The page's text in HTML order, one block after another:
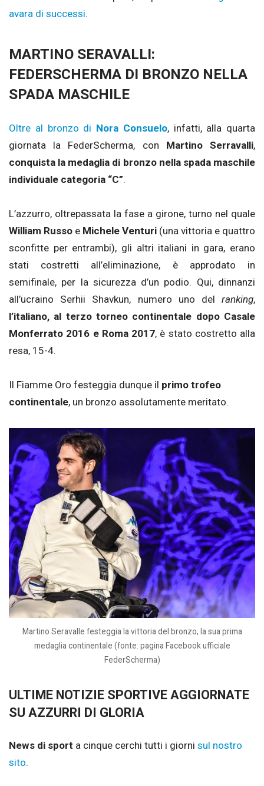
avara di successi.
MARTINO SERAVALLI:
FEDERSCHERMA DI BRONZO NELLA
SPADA MASCHILE
Oltre al bronzo di Nora Consuelo, infatti, alla quarta
giornata la FederScherma, con Martino Serravalli,
conquista la medaglia di bronzo nella spada maschile
individuale categoria “C”.
L’azzurro, oltrepassata la fase a girone, turno nel quale
William Russo e Michele Venturi (una vittoria e quattro
sconfitte per entrambi), gli altri italiani in gara, erano
stati costretti all’eliminazione, è approdato in
semifinale, per la sicurezza d’un podio. Qui, dinnanzi
all’ucraino Serhii Shavkun, numero uno del ranking,
l’italiano, al terzo torneo continentale dopo Casale
Monferrato 2016 e Roma 2017, è stato costretto alla
resa, 15-4.
Il Fiamme Oro festeggia dunque il primo trofeo
continentale, un bronzo assolutamente meritato.
Martino Seravalle festeggia la vittoria del bronzo, la sua prima
medaglia continentale (fonte: pagina Facebook ufficiale
FederScherma)
ULTIME NOTIZIE SPORTIVE AGGIORNATE
SU AZZURRI DI GLORIA
News di sport a cinque cerchi tutti i giorni sul nostro
sito.